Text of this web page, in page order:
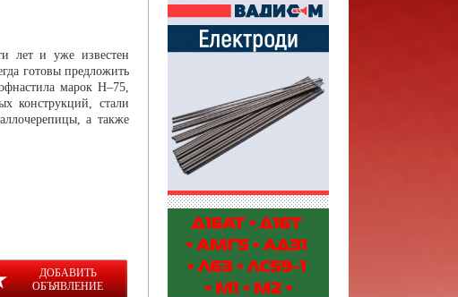
лет и уже известен
готовы предложить
марок Н–75,
конструкций, стали
а также
ДОБАВИТЬ
ОБЪЯВЛЕНИЕ